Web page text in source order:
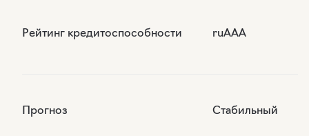
Рейтинг кредитоспособности ruААА
Прогноз Стабильный